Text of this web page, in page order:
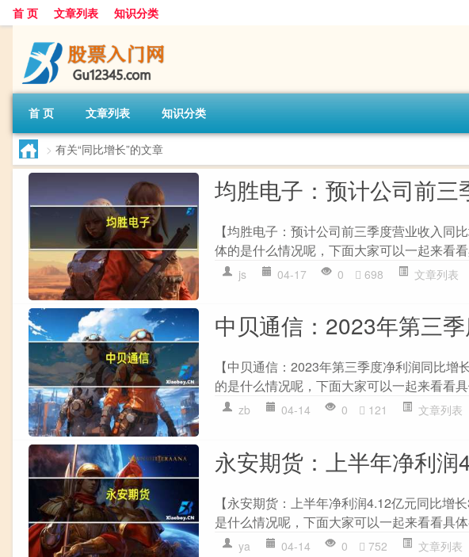
首 页 文章列表 知识分类
首 页 文章列表 知识分类
> 有关“同比增长”的文章
均胜电子：预计公司前
【均胜电子：预计公司前三季度营业收入同
体的是什么情况呢，下面大家可以一起来看
js 04-17 0 698 文章列表
中贝通信：2023年第三
【中贝通信：2023年第三季度净利润同比
的是什么情况呢，下面大家可以一起来看看
zb 04-14 0 121 文章列表
永安期货：上半年净利
【永安期货：上半年净利润4.12亿元同比增
是什么情况呢，下面大家可以一起来看看具
ya 04-14 0 752 文章列表